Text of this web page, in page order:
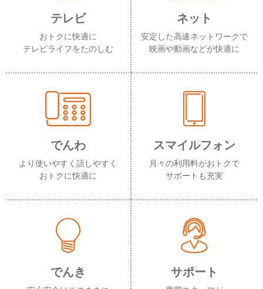
テレビ
おトクに快適に
テレビライフをたのしむ
ネット
安定した高速ネットワークで
映画や動画などが快適に
でんわ
より使いやすく話しやすく
おトクに快適に
スマイルフォン
月々の利用料がおトクで
サポートも充実
でんき サポート